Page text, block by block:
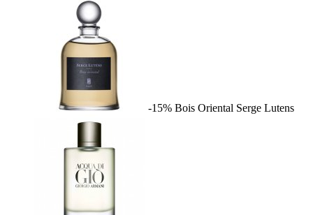
-15% Bois Oriental Serge Lutens